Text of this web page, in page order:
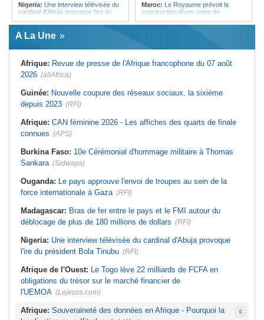
Nigeria: Une interview télévisée du
cardinal d'Abuja provoque l'ire du
Afrique de l'Ouest:
22 milliards de FCFA en obligations
l'UEMOA
Cote d'Ivoire:Le retour du tambour
parleur «Djidji Ayôkwé» prend une
dimension politique
Guinée:
Le président dissipe les
doutes concernant son état de
santé dans un message publié sur X
l'assurance pour tous - Le pacte de
- Les retards du calendrier
alimentent les soupçons d'un report
Maroc: Le Royaume prévoit la
construction d'une usine de
déchets à Casablanca
agents de sécurité, selon des
associations
Maroc:Au-délà du communiqué -
de Sebta
Tunisie: Basket - Eliminatoires
A La Une
Afrique: Revue de presse de l'Afrique francophone du 07 août
2026 (allAfrica)
Guinée: Nouvelle coupure des réseaux sociaux, la sixième
depuis 2023 (RFI)
Afrique: CAN féminine 2026 - Les affiches des quarts de finale
connues (APS)
Burkina Faso: 10e Cérémonial d'hommage militaire à Thomas
Sankara (Sidwaya)
Ouganda: Le pays approuve l'envoi de troupes au sein de la
force internationale à Gaza (RFI)
Madagascar: Bras de fer entre le pays et le FMI autour du
déblocage de plus de 180 millions de dollars (RFI)
Nigeria: Une interview télévisée du cardinal d'Abuja provoque
l'ire du président Bola Tinubu (RFI)
Afrique de l'Ouest: Le Togo lève 22 milliards de FCFA en
obligations du trésor sur le marché financier de
l'UEMOA (Lejecos.com)
Afrique: Souveraineté des données en Afrique - Pourquoi la